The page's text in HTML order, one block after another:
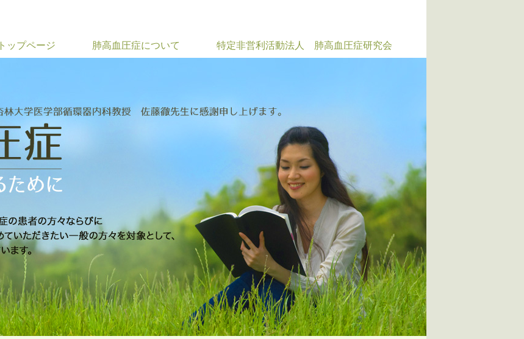
トップページ 肺高血圧症について 特定非営利活動法人 肺高血圧症研究会